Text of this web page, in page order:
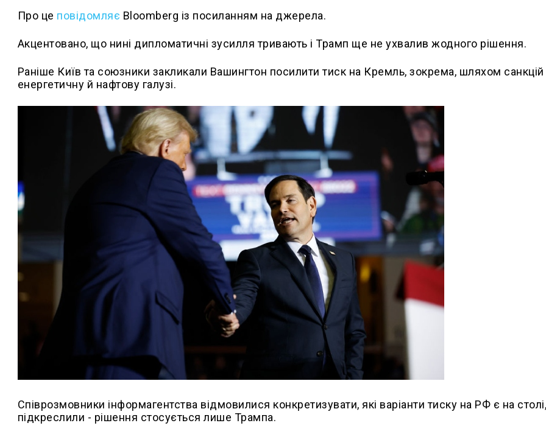
Про це повідомляє Bloomberg із посиланням на джерела.
Акцентовано, що нині дипломатичні зусилля тривають і Трамп ще не ухвалив жодного рішення.
Раніше Київ та союзники закликали Вашингтон посилити тиск на Кремль, зокрема, шляхом санкцій
енергетичну й нафтову галузі.
Співрозмовники інформагентства відмовилися конкретизувати, які варіанти тиску на РФ є на
підкреслили - рішення стосується лише Трампа.